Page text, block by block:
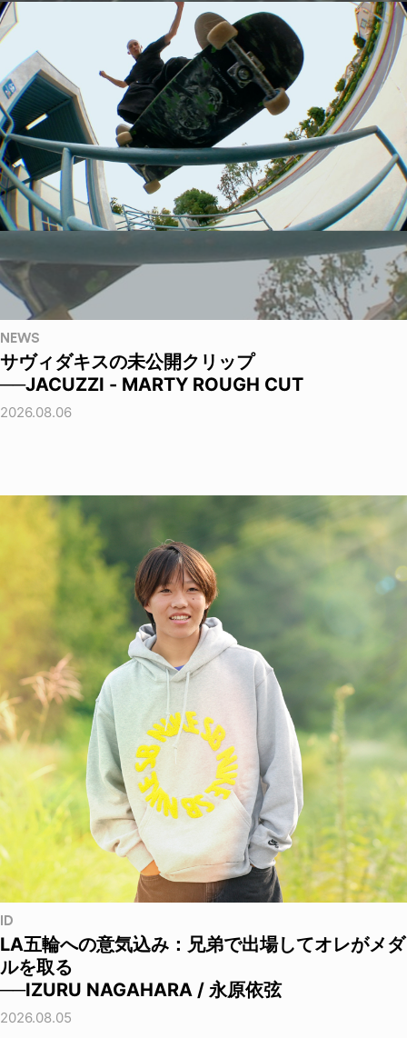
NEWS
サヴィダキスの未公開クリップ
──JACUZZI - MARTY ROUGH CUT
2026.08.06
ID
LA五輪への意気込み：兄弟で出場してオレがメダ
ルを取る
──IZURU NAGAHARA / 永原依弦
2026.08.05